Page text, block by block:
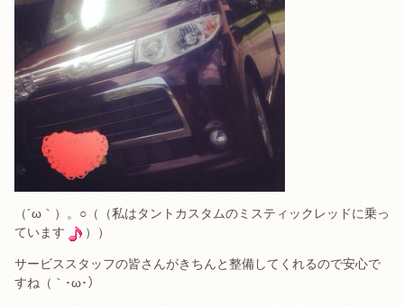
（´ω｀）。○（（私はタントカスタムのミスティックレッドに乗っ
ています
））
サービススタッフの皆さんがきちんと整備してくれるので安心で
すね（｀･ω･）